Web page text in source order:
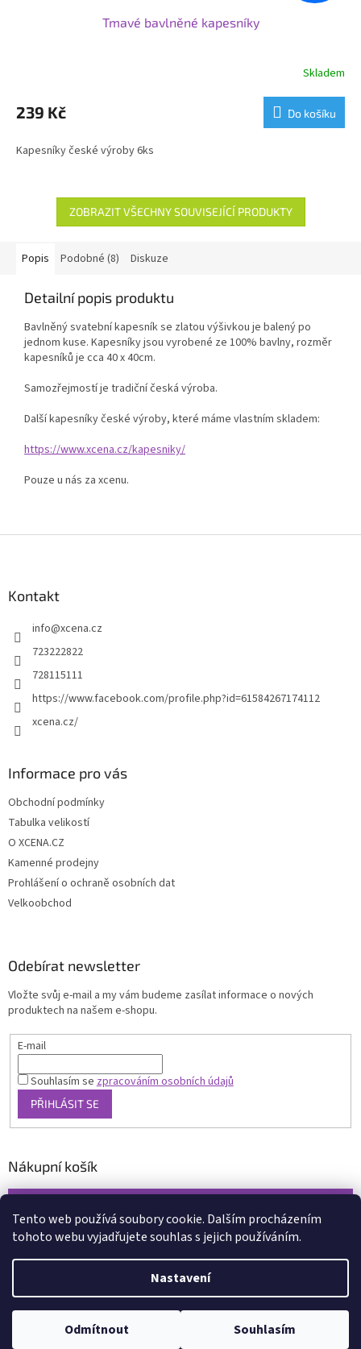
Tento web používá soubory cookie. Dalším procházením
tohoto webu vyjadřujete souhlas s jejich používáním.
Nastavení
Odmítnout Souhlasím
Tmavé bavlněné kapesníky
Skladem
239 Kč Do košíku
Kapesníky české výroby 6ks
ZOBRAZIT VŠECHNY SOUVISEJÍCÍ PRODUKTY
Popis Podobné (8) Diskuze
Detailní popis produktu
Bavlněný svatební kapesník se zlatou výšivkou je balený po
jednom kuse. Kapesníky jsou vyrobené ze 100% bavlny, rozměr
kapesníků je cca 40 x 40cm.
Samozřejmostí je tradiční česká výroba.
Další kapesníky české výroby, které máme vlastním skladem:
https://www.xcena.cz/kapesniky/
Pouze u nás za xcenu.
Kontakt
info@xcena.cz
723222822
728115111
https://www.facebook.com/profile.php?id=61584267174112
xcena.cz/
Informace pro vás
Obchodní podmínky
Tabulka velikostí
O XCENA.CZ
Kamenné prodejny
Prohlášení o ochraně osobních dat
Velkoobchod
Odebírat newsletter
Vložte svůj e-mail a my vám budeme zasílat informace o nových
produktech na našem e-shopu.
E-mail
Souhlasím sezpracováním osobních údajů
PŘIHLÁSIT SE
Nákupní košík
Vytvořil Shoptet
Copyright 2026www.xcena.cz. Všechna práva vyhrazena.Upravit